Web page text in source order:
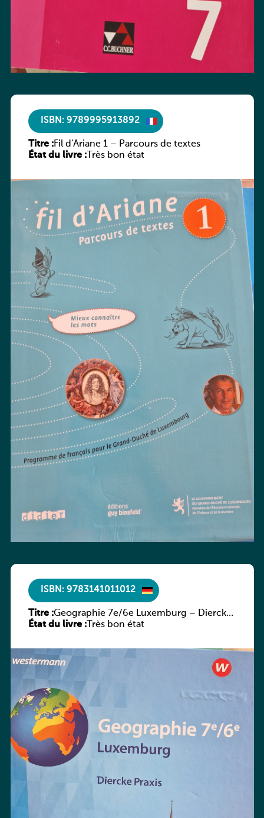
ISBN: 9789995913892
Titre :Fil d’Ariane 1 – Parcours de textes
État du livre :Très bon état
ISBN: 9783141011012
Titre :Geographie 7e/6e Luxemburg – Diercke
Praxis
État du livre :Très bon état